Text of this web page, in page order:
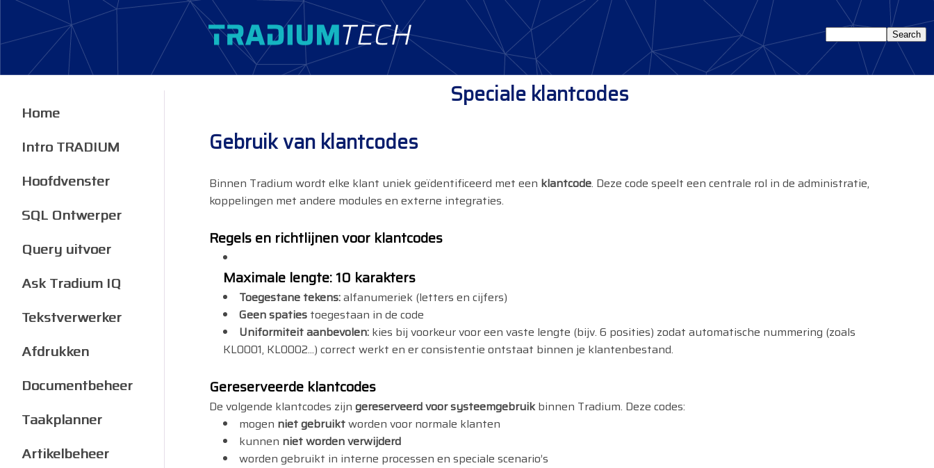
Speciale klantcodes
Gebruik van klantcodes
Binnen Tradium wordt elke klant uniek geïdentificeerd met een klantcode. Deze code speelt een centrale rol in de administratie,
koppelingen met andere modules en externe integraties.
Regels en richtlijnen voor klantcodes
Maximale lengte:10 karakters
Toegestane tekens:alfanumeriek (letters en cijfers)
Geen spaties toegestaan in de code
Uniformiteit aanbevolen: kies bij voorkeur voor een vaste lengte (bijv. 6 posities) zodat automatische nummering (zoals
KL0001, KL0002...) correct werkt en er consistentie ontstaat binnen je klantenbestand.
Gereserveerde klantcodes
De volgende klantcodes zijn gereserveerd voor systeemgebruikbinnen Tradium. Deze codes:
mogen niet gebruiktworden voor normale klanten
kunnen niet worden verwijderd
worden gebruikt in interne processen en speciale scenario’s
Home
Intro TRADIUM
Hoofdvenster
SQL Ontwerper
Query uitvoer
Ask Tradium IQ
Tekstverwerker
Afdrukken
Documentbeheer
Taakplanner
Artikelbeheer